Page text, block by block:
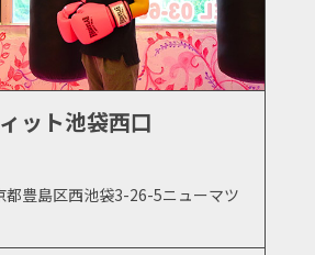
ット池袋西口
都豊島区西池袋3-26-5ニューマツ